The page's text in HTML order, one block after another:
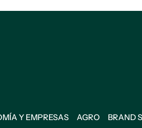
Y EMPRESAS AGRO BRAND